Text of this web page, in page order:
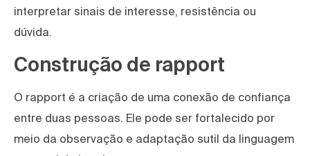
interpretar sinais de interesse, resistência ou
dúvida.
Construção de rapport
O rapport é a criação de uma conexão de confiança
entre duas pessoas. Ele pode ser fortalecido por
meio da observação e adaptação sutil da linguagem